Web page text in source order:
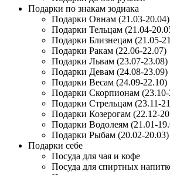
Подарки по знакам зодиака
Подарки Овнам (21.03-20.04)
Подарки Тельцам (21.04-
Подарки Близнецам (21.05-
Подарки Ракам (22.06-22.07)
Подарки Львам (23.07-23.08)
Подарки Девам (24.08-23.09)
Подарки Весам (24.09-22.10)
Подарки Скорпионам (23.10-
Подарки Стрельцам (23.11-
Подарки Козерогам (22.12-
Подарки Водолеям (21.01-
Подарки Рыбам (20.02-20.03)
Подарки себе
Посуда для чая и кофе
Посуда для спиртных